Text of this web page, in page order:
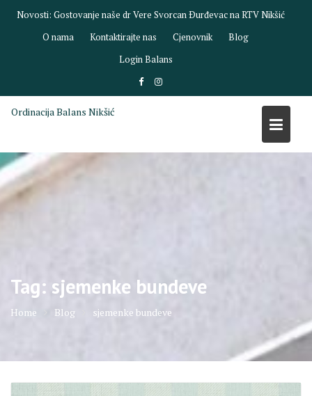
Novosti: Gostovanje naše dr Vere Svorcan Ðurđevac na RTV Nikšić
O nama
Kontaktirajte nas Cjenovnik
Blog
Login Balans
Ordinacija Balans Nikšić
Tag: sjemenke bundeve
Home Blog sjemenke bundeve